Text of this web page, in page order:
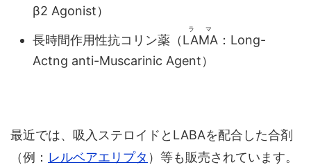
β2 Agonist）
長時間作用性抗コリン薬（LAMA
ラマ
：Long-
Actng anti-Muscarinic Agent）
最近では、吸入ステロイドとLABAを配合した合剤
（例： レルベアエリプタ ）等も販売されています。